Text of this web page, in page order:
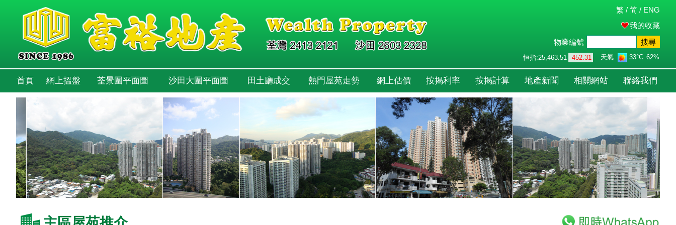
繁 / 简 / ENG
我的收藏
物業編號
搜尋
恒指:25,463.51 -452.31 天氣: 33°C 62%
首頁 網上搵盤 荃景圍平面圖 沙田大圍平面圖 田土廳成交 熱門屋苑走勢 網上估價 按揭利率 按揭計算 地產新聞 相關網站 聯絡我們